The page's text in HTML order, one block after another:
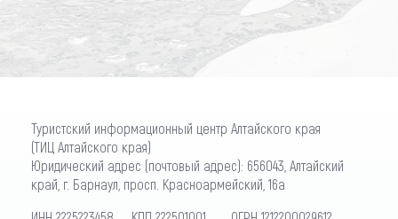
Туристский информационный центр Алтайского края
(ТИЦ Алтайского края)
Юридический адрес (почтовый адрес): 656043, Алтайский
край, г. Барнаул, просп. Красноармейский, 16а